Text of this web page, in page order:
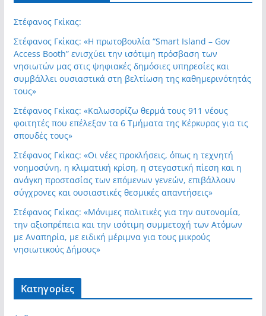
Στέφανος Γκίκας:
Στέφανος Γκίκας: «Η πρωτοβουλία “Smart Island – Gov
Access Booth” ενισχύει την ισότιμη πρόσβαση των
νησιωτών μας στις ψηφιακές δημόσιες υπηρεσίες και
συμβάλλει ουσιαστικά στη βελτίωση της καθημερινότητάς
τους»
Στέφανος Γκίκας: «Καλωσορίζω θερμά τους 911 νέους
φοιτητές που επέλεξαν τα 6 Τμήματα της Κέρκυρας για τις
σπουδές τους»
Στέφανος Γκίκας: «Οι νέες προκλήσεις, όπως η τεχνητή
νοημοσύνη, η κλιματική κρίση, η στεγαστική πίεση και η
ανάγκη προστασίας των επόμενων γενεών, επιβάλλουν
σύγχρονες και ουσιαστικές θεσμικές απαντήσεις»
Στέφανος Γκίκας: «Μόνιμες πολιτικές για την αυτονομία,
την αξιοπρέπεια και την ισότιμη συμμετοχή των Ατόμων
με Αναπηρία, με ειδική μέριμνα για τους μικρούς
νησιωτικούς Δήμους»
Kατηγορίες